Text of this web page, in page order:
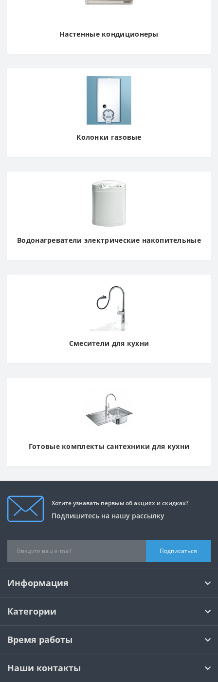
Настенные кондиционеры
Колонки газовые
Водонагреватели электрические накопительные
Смесители для кухни
Готовые комплекты сантехники для кухни
Хотите узнавать первым об акциях и скидках?
Подпишитесь на нашу рассылку
Подписаться
Информация
Категории
Время работы
Наши контакты